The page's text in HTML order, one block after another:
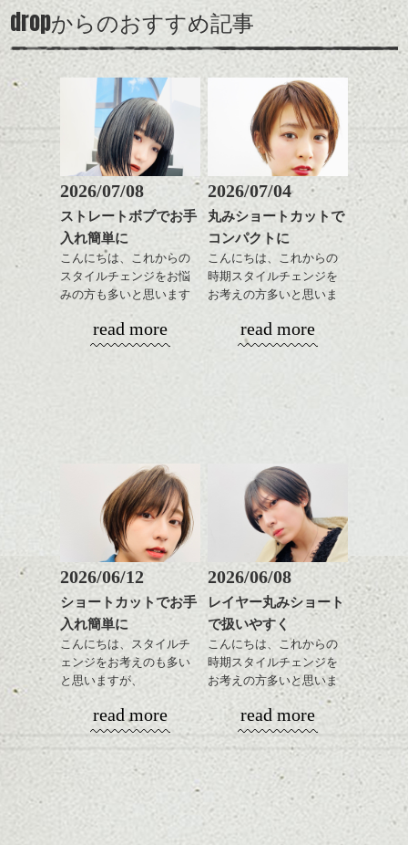
ます。
スタイルの事やカラーリ
ングの事などなんでもご
相談して下さい！では
ダークトーンの色味でク
ールに演出するのもおす
すめですよ。
ナチュラルなトーンの色
で柔らかさをプラスする
のも良いですね。
またクセ毛の方は質感調
整のストレートパーマで
髪質改善すると
更に扱いやすくなるので
おすすめです。
いつものスタイリングが
ドライした後オイルやワ
ックスをなじませるだけ
に。
これからのスタイルチェ
ンジの事、髪質に合った
スタイリング方法は全体
をドライした後、
ワックスとオイルを混ぜ
ながらもみこみ、なじま
せます。
質感をかるくととのえな
がら耳かけアレンジする
のも良い感じです。
これからのスタイルチェ
ンジ、似合うカラーリン
グの事やお手入れ方法な
是非なんでもご相談して
下さいね。
シバタ
ハンサムショート／ヘッド
スパ／伸びても目立たない
ヘアカラー/ハイライト/ダブ
ルカラー/髪質改善/TOKIOト
リートメント/ブリーチ/イン
ナーカラー/イルミナカラー/
ミニボブ/抜け感ショート/バ
るのが良い感じです。
ベージュ系等の肌を綺麗
に見せる効果のあるカラ
ーリングをプラスして透
明感を表現すると
更に雰囲気が出やすくな
って毎日のお手入れも簡
ム等の質感を調整しやす
いものを全体になじませ
整えるだけですよ。
ンジの事等
是非なんでもご相談して
下さい。
お待ちしております
シバタ
出できるので、
この時期とてもおすすめ
ですよ。
ナチュラルなベージュカ
ラーで全体にツヤと透明
感をプラスして
質感も綺麗に見せやす
スタイリング方法は全体
をドライした後、
ワックスとオイルを混ぜ
ながらもみこみ、なじま
せます。
質感をかるくととのえな
のも良い感じです。
グの事やお手入れ方法な
是非なんでもご相談して
dropからのおすすめ記事
2026/07/08
ストレートボブでお手
入れ簡単に
こんにちは、これからの
スタイルチェンジをお悩
みの方も多いと思います
やっぱりボブでお手入れ
しやすいスタイルだと毎
も出しやすくていろいろ
おすすめですね。
前髪もやや重めにカット
してラインを強調するの
もこれからは良い感じで
す、
目元が引き締まった印象
に。
read more
2026/07/04
丸みショートカットで
コンパクトに
こんにちは、これからの
時期スタイルチェンジを
お考えの方多いと思いま
コンパクトなフォルムが
いろんなシーンに雰囲気
そんなショートカット。
軽めの前髪で透け感を演
出できるので、
この時期とてもおすすめ
ですよ。
ナチュラルなベージュカ
ラーで全体にツヤと透明
感をプラスして
read more
2026/06/12
ショートカットでお手
入れ簡単に
こんにちは、スタイルチ
ェンジをお考えのも多い
と思いますが、
丸みショートでタイトに
演出したスタイルもこれ
からの季節とてもおすす
めですね。
前髪を軽めに調整し、フ
ですっきりした印象にな
read more
2026/06/08
レイヤー丸みショート
で扱いやすく
こんにちは、これからの
時期スタイルチェンジを
お考えの方多いと思いま
コンパクトなフォルムが
全体のバランスを良く見
せてくれる効果もあり、
いろんなシーンに雰囲気
をだしやすくスタイリン
read more